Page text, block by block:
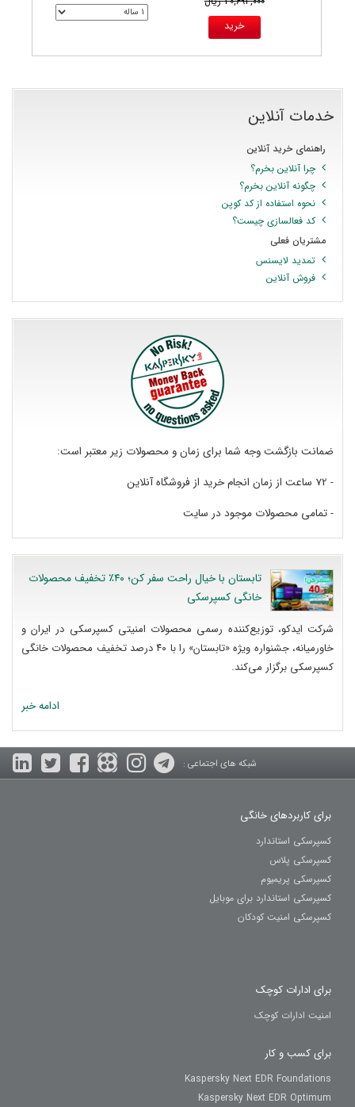
خدمات آنلاین
راهنمای خرید آنلاین
چرا آنلاین بخرم؟
چگونه آنلاین بخرم؟
نحوه استفاده از کد کوپن
کد فعالسازی چیست؟
مشتریان فعلی
تمدید لایسنس
فروش آنلاین
ضمانت بازگشت وجه شما برای زمان و محصولات زیر معتبر است:
- 72 ساعت از زمان انجام خرید از فروشگاه آنلاین
- تمامی محصولات موجود در سایت
تابستان با خیال راحت سفر کن؛ ۴۰٪ تخفیف محصولات
خانگی کسپرسکی
شرکت ایدکو، توزیع‌کننده رسمی محصولات امنیتی کسپرسکی در ایران و
خاورمیانه، جشنواره ویژه «تابستان» را با ۴۰ درصد تخفیف محصولات خانگی
کسپرسکی برگزار می‌کند.
ادامه خبر
شبکه های اجتماعی :
برای کاربردهای خانگی
کسپرسکی استاندارد
کسپرسکی پلاس
کسپرسکی پریمیوم
کسپرسکی استاندارد برای موبایل
کسپرسکی امنیت کودکان
برای ادارات کوچک
امنیت ادارات کوچک
برای کسب و کار
Kaspersky Next EDR Foundations
Kaspersky Next EDR Optimum